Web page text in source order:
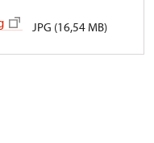
JPG (16,54 MB)